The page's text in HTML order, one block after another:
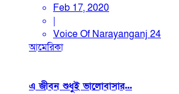
Feb 17, 2020
|
Voice Of Narayanganj 24
আমেরিকা
এ জীবন শুধুই ভালোবাসার...